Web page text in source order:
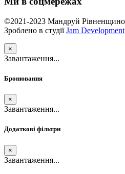
©2021-2023 Мандруй
Зроблено в студіїJam Development
×
Завантаження...
Бронювання
×
Завантаження...
Додаткові фільтри
×
Завантаження...